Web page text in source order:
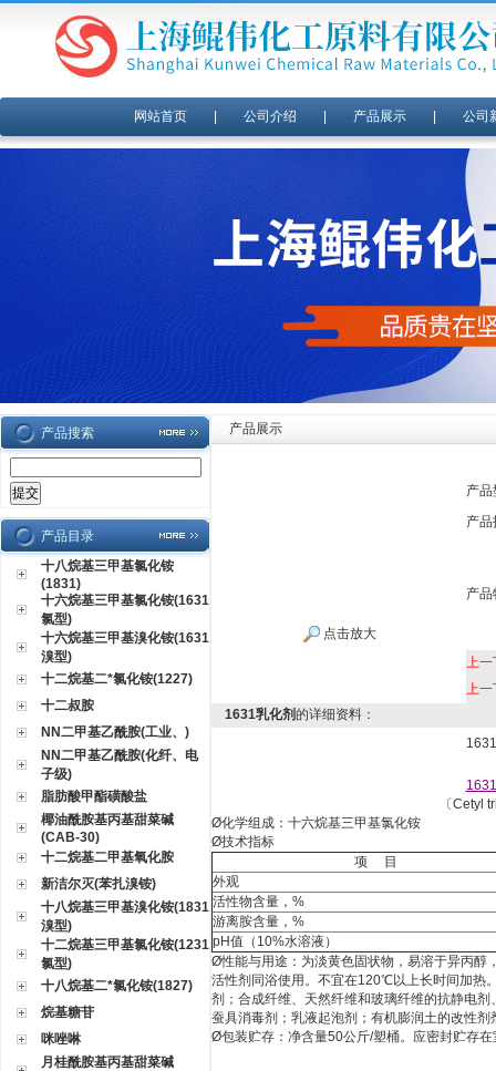
网站首页| 公司介绍 产品展示| 公司
产品搜索
产品目录
十八烷基三甲基氯化铵
(1831)
十六烷基三甲基氯化铵(1631
氯型)
十六烷基三甲基溴化铵(1631
溴型)
十二烷基二*氯化铵(1227)
十二叔胺
NN二甲基乙酰胺(工业、)
NN二甲基乙酰胺(化纤、电
子级)
脂肪酸甲酯磺酸盐
椰油酰胺基丙基甜菜碱
(CAB-30)
十二烷基二甲基氧化胺
新洁尔灭(苯扎溴铵)
十八烷基三甲基溴化铵(1831
溴型)
十二烷基三甲基氯化铵(1231
氯型)
十八烷基二*氯化铵(1827)
烷基糖苷
咪唑啉
月桂酰胺基丙基甜菜碱
产品展示
点击放大
产品
产品
产品
上一
上一
1631乳化剂的详细资料：
〔Cetyl
Ø化学组成：十六烷基三甲基氯化铵
Ø技术指标
项
目
外观
活性物含量， %
游离胺含量， %
pH值 （10%水溶液 ）
Ø性能与用途：为淡黄色固状物，易溶于异丙醇
活性剂同浴使用。不宜在120℃以上长时间加热
剂；合成纤维、天然纤维和玻璃纤维的抗静电
蚕具消毒剂；乳液起泡剂；有机膨润土的改性剂
Ø包装贮存：净含量50公斤/塑桶。应密封贮存